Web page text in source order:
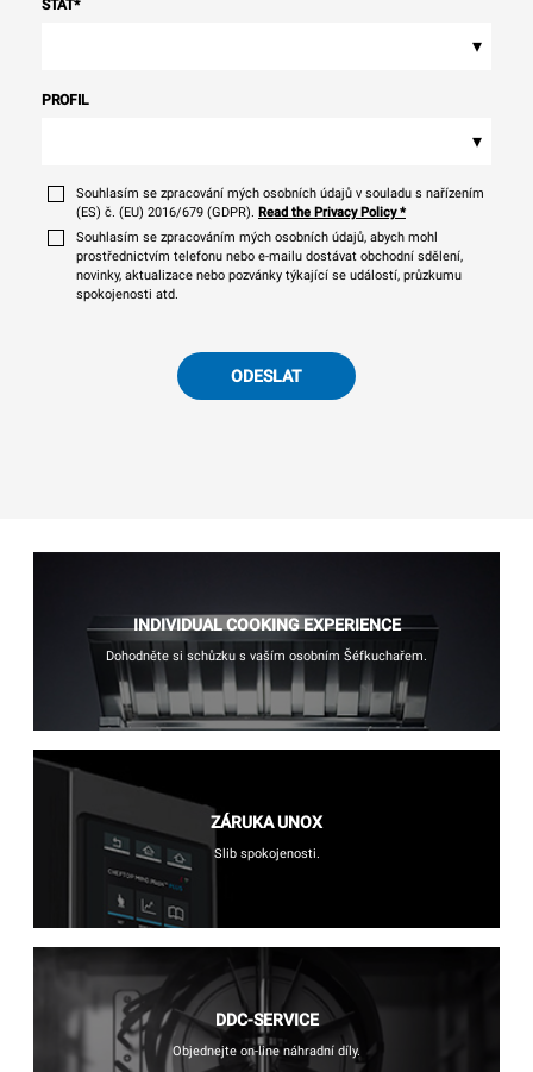
STÁT*
▾
PROFIL
▾
Souhlasím se zpracování mých osobních údajů v souladu s nařízením
(ES) č. (EU) 2016/679 (GDPR). Read the Privacy Policy*
Souhlasím se zpracováním mých osobních údajů, abych mohl
prostřednictvím telefonu nebo e-mailu dostávat obchodní sdělení,
novinky, aktualizace nebo pozvánky týkající se událostí, průzkumu
spokojenosti atd.
ODESLAT
INDIVIDUAL COOKING EXPERIENCE
Dohodněte si schůzku s vaším osobním Šéfkuchařem.
ZÁRUKA UNOX
Slib spokojenosti.
DDC-SERVICE
Objednejte on-line náhradní díly.